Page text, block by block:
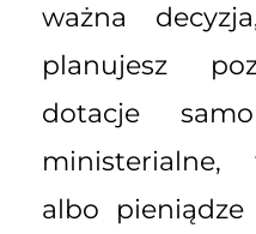
ważna
planujesz
dotacje
ministerialne,
albo